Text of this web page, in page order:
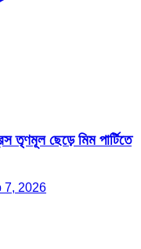
তৃণমূল ছেড়ে মিম পার্টিতে
7, 2026